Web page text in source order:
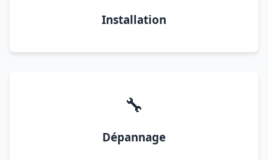
Installation
🔧
Dépannage